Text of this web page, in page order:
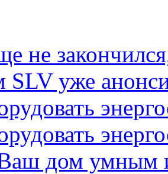
не
SLV уже
дом умным